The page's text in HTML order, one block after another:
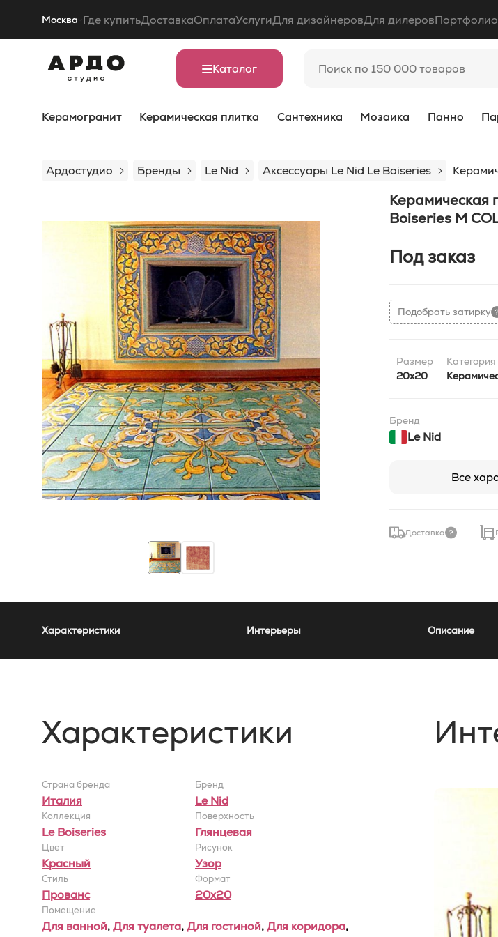
Москва Где купитьДоставкаОплатаУслугиДля дизайнеровДля дилеровПортфолио
Каталог
Керамогранит Керамическая плитка Сантехника Мозаика Панно
Ардостудио Бренды Le Nid Аксессуары Le Nid Le Boiseries
Керамическая
Boiseries M
Под заказ
Подобрать затирку
Размер
20x20
Категория
Бренд
Le Nid
Все
Доставка
Характеристики Интерьеры Описание
Характеристики
Страна бренда
Италия
Бренд
Le Nid
Коллекция
Le Boiseries
Поверхность
Глянцевая
Цвет
Красный
Рисунок
Узор
Стиль
Прованс
Формат
20x20
Помещение
Для ванной,Для туалета,Для гостиной,Для коридора,